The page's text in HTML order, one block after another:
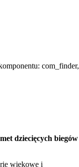
com_finder,
dziecięcych biegów
wiekowe i